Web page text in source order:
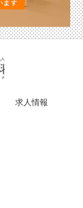
求人情報